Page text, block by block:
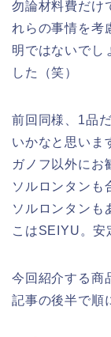
勿論材料費だけ
れらの事情を考
明ではないでし
した（笑）
前回同様、1品
いかなと思いま
ガノフ以外にお
ソルロンタンも
ソルロンタンも
こはSEIYU。安
今回紹介する商
記事の後半で順